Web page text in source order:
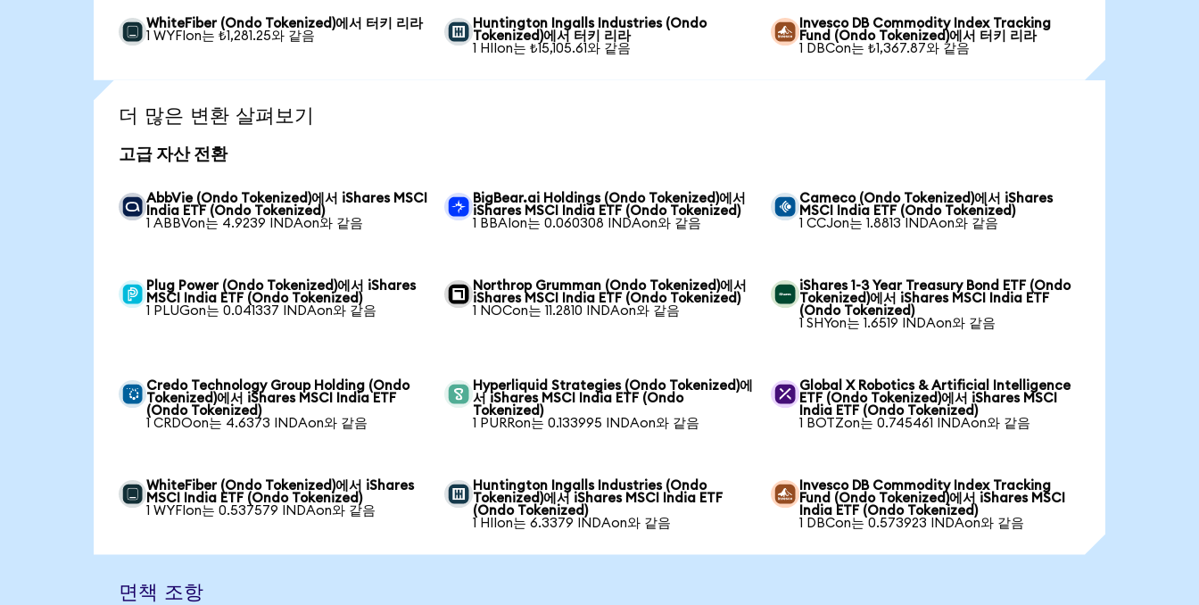
WhiteFiber (Ondo Tokenized)에서 터키 리라
1 WYFIon는 ₺1,281.25와 같음
Huntington Ingalls Industries (Ondo
Tokenized)에서 터키 리라
1 HIIon는 ₺15,105.61와 같음
Invesco DB Commodity Index Tracking
Fund (Ondo Tokenized)에서 터키 리라
1 DBCon는 ₺1,367.87와 같음
더 많은 변환 살펴보기
고급 자산 전환
AbbVie (Ondo Tokenized)에서 iShares MSCI
India ETF (Ondo Tokenized)
1 ABBVon는 4.9239 INDAon와 같음
BigBear.ai Holdings (Ondo Tokenized)에서
iShares MSCI India ETF (Ondo Tokenized)
1 BBAIon는 0.060308 INDAon와 같음
Cameco (Ondo Tokenized)에서 iShares
MSCI India ETF (Ondo Tokenized)
1 CCJon는 1.8813 INDAon와 같음
Plug Power (Ondo Tokenized)에서 iShares
MSCI India ETF (Ondo Tokenized)
1 PLUGon는 0.041337 INDAon와 같음
Northrop Grumman (Ondo Tokenized)에서
iShares MSCI India ETF (Ondo Tokenized)
1 NOCon는 11.2810 INDAon와 같음
iShares 1-3 Year Treasury Bond ETF (Ondo
Tokenized)에서 iShares MSCI India ETF
(Ondo Tokenized)
1 SHYon는 1.6519 INDAon와 같음
Credo Technology Group Holding (Ondo
Tokenized)에서 iShares MSCI India ETF
(Ondo Tokenized)
1 CRDOon는 4.6373 INDAon와 같음
Hyperliquid Strategies (Ondo Tokenized)에
서 iShares MSCI India ETF (Ondo
Tokenized)
1 PURRon는 0.133995 INDAon와 같음
Global X Robotics & Artificial Intelligence
ETF (Ondo Tokenized)에서 iShares MSCI
India ETF (Ondo Tokenized)
1 BOTZon는 0.745461 INDAon와 같음
WhiteFiber (Ondo Tokenized)에서 iShares
MSCI India ETF (Ondo Tokenized)
1 WYFIon는 0.537579 INDAon와 같음
Huntington Ingalls Industries (Ondo
Tokenized)에서 iShares MSCI India ETF
(Ondo Tokenized)
1 HIIon는 6.3379 INDAon와 같음
Invesco DB Commodity Index Tracking
Fund (Ondo Tokenized)에서 iShares MSCI
India ETF (Ondo Tokenized)
1 DBCon는 0.573923 INDAon와 같음
면책 조항